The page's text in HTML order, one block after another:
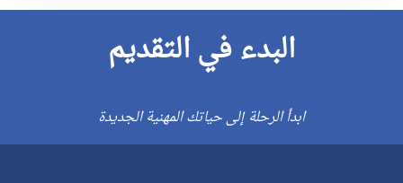
البدء في التقديم
ابدأ الرحلة إلى حياتك المهنية الجديدة